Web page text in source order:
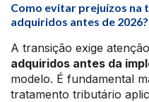
Como evitar prejuízos na
adquiridos antes de 2026?
A transição exige
adquiridos antes da
modelo. É fundamental
tratamento tributário